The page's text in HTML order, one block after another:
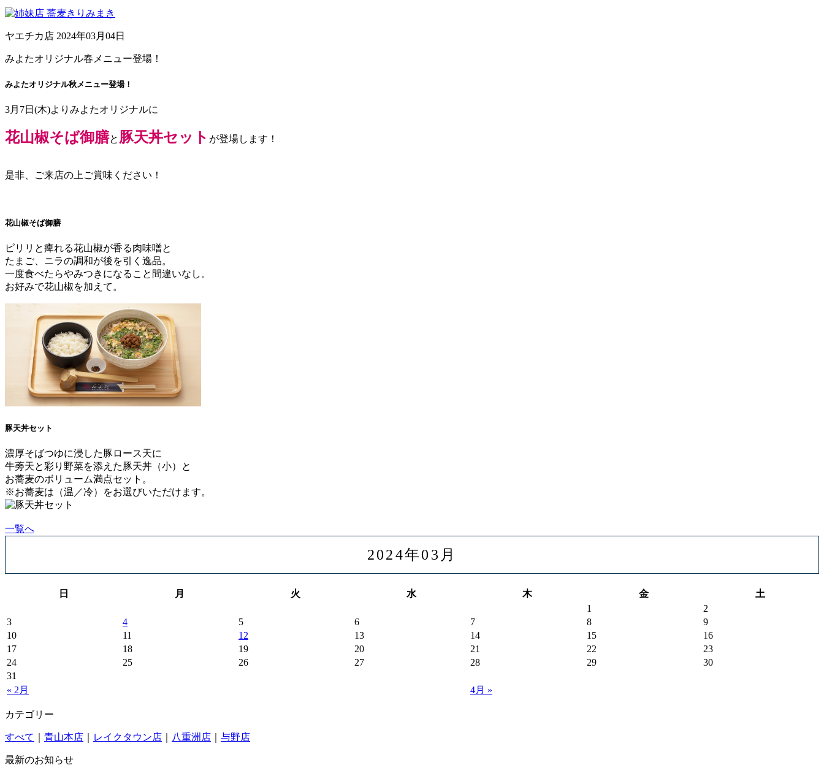
ヤエチカ店 2024年03月04日
みよたオリジナル春メニュー登場！
みよたオリジナル秋メニュー登場！
3月7日(木)よりみよたオリジナルに
花山椒そば御膳と 豚天丼セット が登場します！
是非、ご来店の上ご賞味ください！
花山椒そば御膳
ピリリと痺れる花山椒が香る肉味噌と
たまご、ニラの調和が後を引く逸品。
一度食べたらやみつきになること間違いなし。
お好みで花山椒を加えて。
豚天丼セット
濃厚そばつゆに浸した豚ロース天に
牛蒡天と彩り野菜を添えた豚天丼（小）と
お蕎麦のボリューム満点セット。
※お蕎麦は（温／冷）をお選びいただけます。
一覧へ
2024年03月
日 月 火 水 木 金 土
« 2月 4月 »
1
2
3
4 5 6 7 8
9
10
11 12 13 14 15
16
17
18 19 20 21 22
23
24
25 26 27 28 29
30
31
カテゴリー
すべて 青山本店 レイクタウン店 八重洲店 与野店
最新のお知らせ